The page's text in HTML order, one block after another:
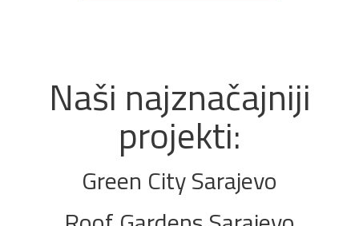
Naši najznačajniji
projekti:
Green City Sarajevo